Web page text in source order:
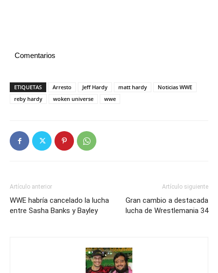
Comentarios
ETIQUETAS Arresto Jeff Hardy matt hardy
Noticias WWE
reby hardy
woken universe wwe
Artículo anterior
WWE habría cancelado la lucha
entre Sasha Banks y Bayley
Artículo siguiente
Gran cambio a destacada
lucha de Wrestlemania 34